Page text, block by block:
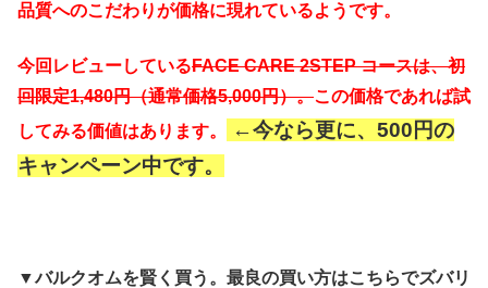
品質へのこだわりが価格に現れているようです。
今回レビューしているFACE CARE 2STEP コースは、初
回限定1,480円（通常価格5,000円）。この価格であれば試
してみる価値はあります。
←今なら更に、500円の
キャンペーン中です。
▼バルクオムを賢く買う。最良の買い方はこちらでズバリ